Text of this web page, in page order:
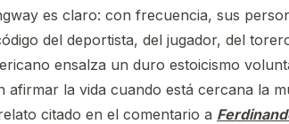
es claro: con frecuencia, sus
del deportista, del jugador, del
ensalza un duro estoicismo
la vida cuando está cercana la
citado en el comentario a